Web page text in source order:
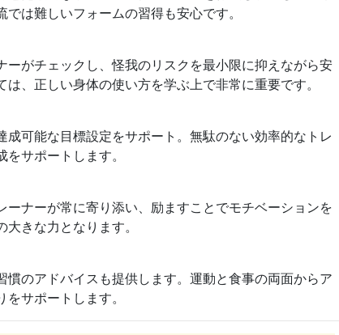
は難しいフォームの習得も安心です。
ーがチェックし、怪我のリスクを最小限に抑えながら安
、正しい身体の使い方を学ぶ上で非常に重要です。
可能な目標設定をサポート。無駄のない効率的なトレ
サポートします。
ナーが常に寄り添い、励ますことでモチベーションを
きな力となります。
慣のアドバイスも提供します。運動と食事の両面からア
サポートします。